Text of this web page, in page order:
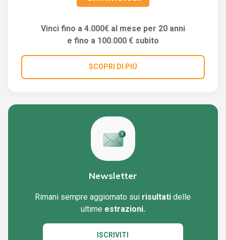
Vinci fino a 4.000€ al mese per 20 anni
e fino a 100.000 € subito
SCOPRI DI PIÚ
Newsletter
Rimani sempre aggiornato sui risultati delle
ultime estrazioni.
ISCRIVITI